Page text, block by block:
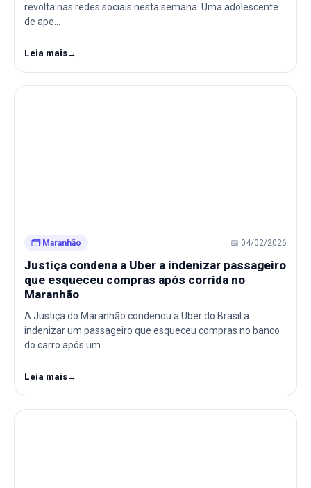
revolta nas redes sociais nesta semana. Uma adolescente
de ape…
Leia mais→
🗂️ Maranhão 📅 04/02/2026
Justiça condena a Uber a indenizar passageiro
que esqueceu compras após corrida no
Maranhão
A Justiça do Maranhão condenou a Uber do Brasil a
indenizar um passageiro que esqueceu compras no banco
do carro após um…
Leia mais→